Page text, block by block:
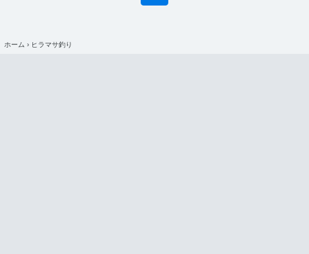
ホーム › ヒラマサ釣り